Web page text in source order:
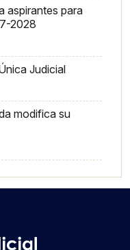
aspirantes para
2028
Judicial
modifica su